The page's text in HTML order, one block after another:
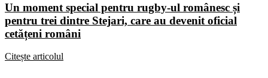
Un moment special pentru rugby-ul românesc și
pentru trei dintre Stejari, care au devenit oficial
cetățeni români
Citește articolul